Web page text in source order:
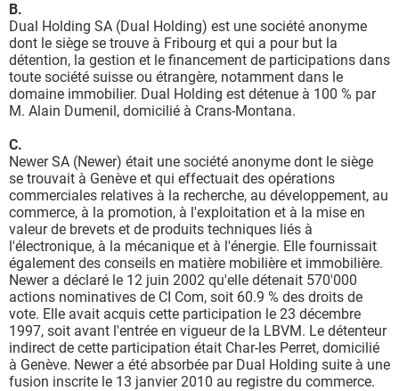
B.
Dual Holding SA (Dual Holding) est une société anonyme
dont le siège se trouve à Fribourg et qui a pour but la
détention, la gestion et le financement de participations dans
toute société suisse ou étrangère, notamment dans le
domaine immobilier. Dual Holding est détenue à 100 % par
M. Alain Dumenil, domicilié à Crans-Montana.
C.
Newer SA (Newer) était une société anonyme dont le siège
se trouvait à Genève et qui effectuait des opérations
commerciales relatives à la recherche, au développement, au
commerce, à la promotion, à l'exploitation et à la mise en
valeur de brevets et de produits techniques liés à
l'électronique, à la mécanique et à l'énergie. Elle fournissait
également des conseils en matière mobilière et immobilière.
Newer a déclaré le 12 juin 2002 qu'elle détenait 570'000
actions nominatives de CI Com, soit 60.9 % des droits de
vote. Elle avait acquis cette participation le 23 décembre
1997, soit avant l'entrée en vigueur de la LBVM. Le détenteur
indirect de cette participation était Char-les Perret, domicilié
à Genève. Newer a été absorbée par Dual Holding suite à une
fusion inscrite le 13 janvier 2010 au registre du commerce.